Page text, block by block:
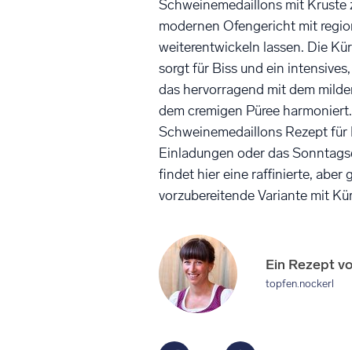
Schweinemedaillons mit Kruste
modernen Ofengericht mit
weiterentwickeln lassen. Die
sorgt für Biss und ein
das hervorragend mit dem
dem cremigen Püree
Schweinemedaillons Rezept für
Einladungen oder das
findet hier eine raffinierte, aber
vorzubereitende Variante mit
Ein Rezept
topfen.nockerl